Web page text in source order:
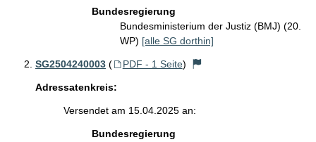
Bundesregierung
Bundesministerium der Justiz (BMJ) (20.
WP) [alle SG dorthin]
SG2504240003 ( PDF - 1 Seite)
Adressatenkreis:
Versendet am 15.04.2025 an:
Bundesregierung